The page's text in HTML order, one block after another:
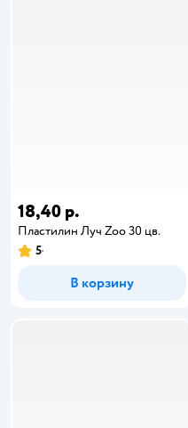
18,40 р.
Пластилин Луч Zoo 30 цв.
5
В корзину